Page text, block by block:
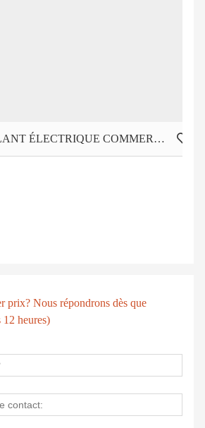
TAPIS ROULANT ÉLECTRIQUE COMMERCIAL LÉGER HD-900
prix? Nous répondrons dès que
12 heures)